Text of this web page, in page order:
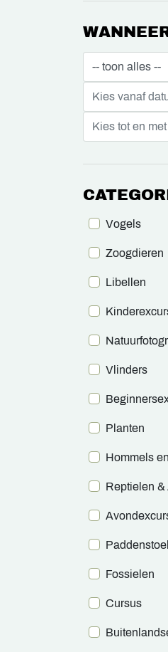
Vogels
Zoogdieren
Libellen
Vlinders
Planten
Hommels
Reptielen &
Fossielen
Cursus